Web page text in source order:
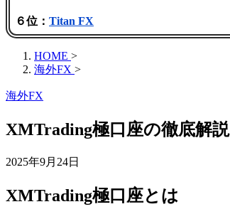
６位： Titan FX
HOME >
海外FX >
海外FX
XMTrading極口座の徹底解説
2025年9月24日
XMTrading極口座とは